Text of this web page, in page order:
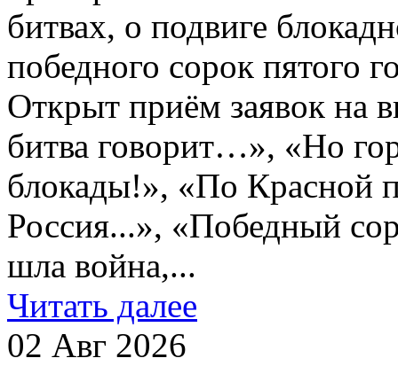
битвах, о подвиге
победного сорок пятого
Открыт приём заявок на
битва говорит…», «Но
блокады!», «По Красной
Россия...», «Победный
шла война,...
Читать далее
02 Авг 2026